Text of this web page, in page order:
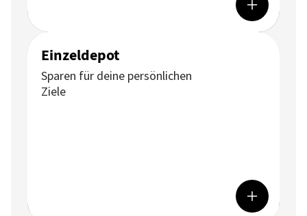
Einzeldepot
Sparen für deine persönlichen
Ziele